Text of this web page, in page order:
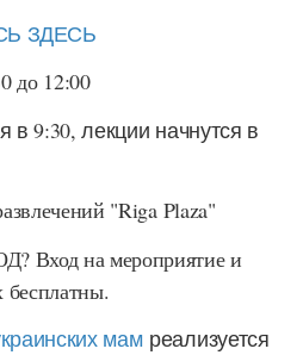
ЗДЕСЬ
до 12:00
в 9:30, лекции начнутся в
"Riga Plaza"
на мероприятие и
бесплатны.
мамреализуется